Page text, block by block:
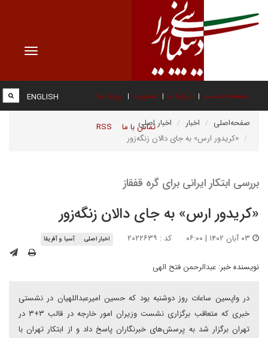
Toggle
صفحه نخست درباره ما عضویت پیوند ها
تماس با ما RSS
ENGLISH
صفحه‌اصلی اخبار
اخبار اصلی
«کریدور ارس» به جای دالان زنگه‌زور
بررسی ابتکار ایرانی برای گره قفقاز
«کریدور ارس» به جای دالان زنگه‌زور
کد : ۲۰۲۲۶۳۹ اخبار اصلی آسیا و آفریقا
نویسنده خبر: عبدالرحمن فتح الهی
در واپسین ساعات روز دوشنبه بود که حسین امیرعبداللهیان در نشستی
خبری که متعاقب برگزاری نشست وزیران امور خارجه در قالب ۳+۳ در
تهران برگزار شد به پرسش‌های خبرنگاران پاسخ داد و از ابتکار تهران با